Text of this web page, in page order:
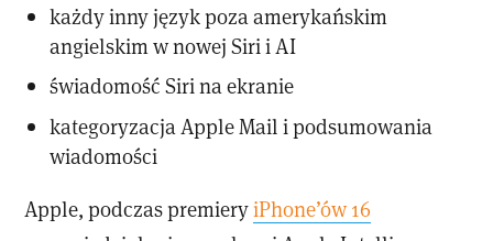
każdy inny język poza amerykańskim
angielskim w nowej Siri i AI
świadomość Siri na ekranie
kategoryzacja Apple Mail i podsumowania
wiadomości
Apple, podczas premieryiPhone’ów 16